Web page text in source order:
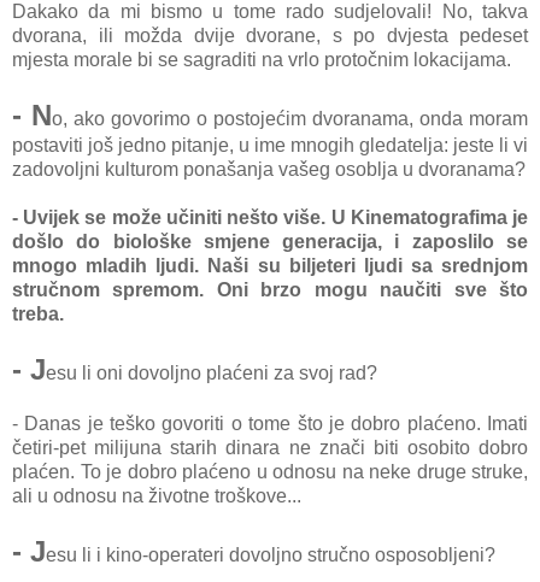
Dakako da mi bismo u tome rado sudjelovali! No, takva
dvorana, ili možda dvije dvorane, s po dvjesta pedeset
mjesta morale bi se sagraditi na vrlo protočnim lokacijama.
- No, ako govorimo o postojećim dvoranama, onda moram
postaviti još jedno pitanje, u ime mnogih gledatelja: jeste li vi
zadovoljni kulturom ponašanja vašeg osoblja u dvoranama?
- Uvijek se može učiniti nešto više. U Kinematografima je
došlo do biološke smjene generacija, i zaposlilo se
mnogo mladih ljudi. Naši su biljeteri ljudi sa srednjom
stručnom spremom. Oni brzo mogu naučiti sve što
treba.
- Jesu li oni dovoljno plaćeni za svoj rad?
- Danas je teško govoriti o tome što je dobro plaćeno. Imati
četiri-pet milijuna starih dinara ne znači biti osobito dobro
plaćen. To je dobro plaćeno u odnosu na neke druge struke,
ali u odnosu na životne troškove...
- Jesu li i kino-operateri dovoljno stručno osposobljeni?